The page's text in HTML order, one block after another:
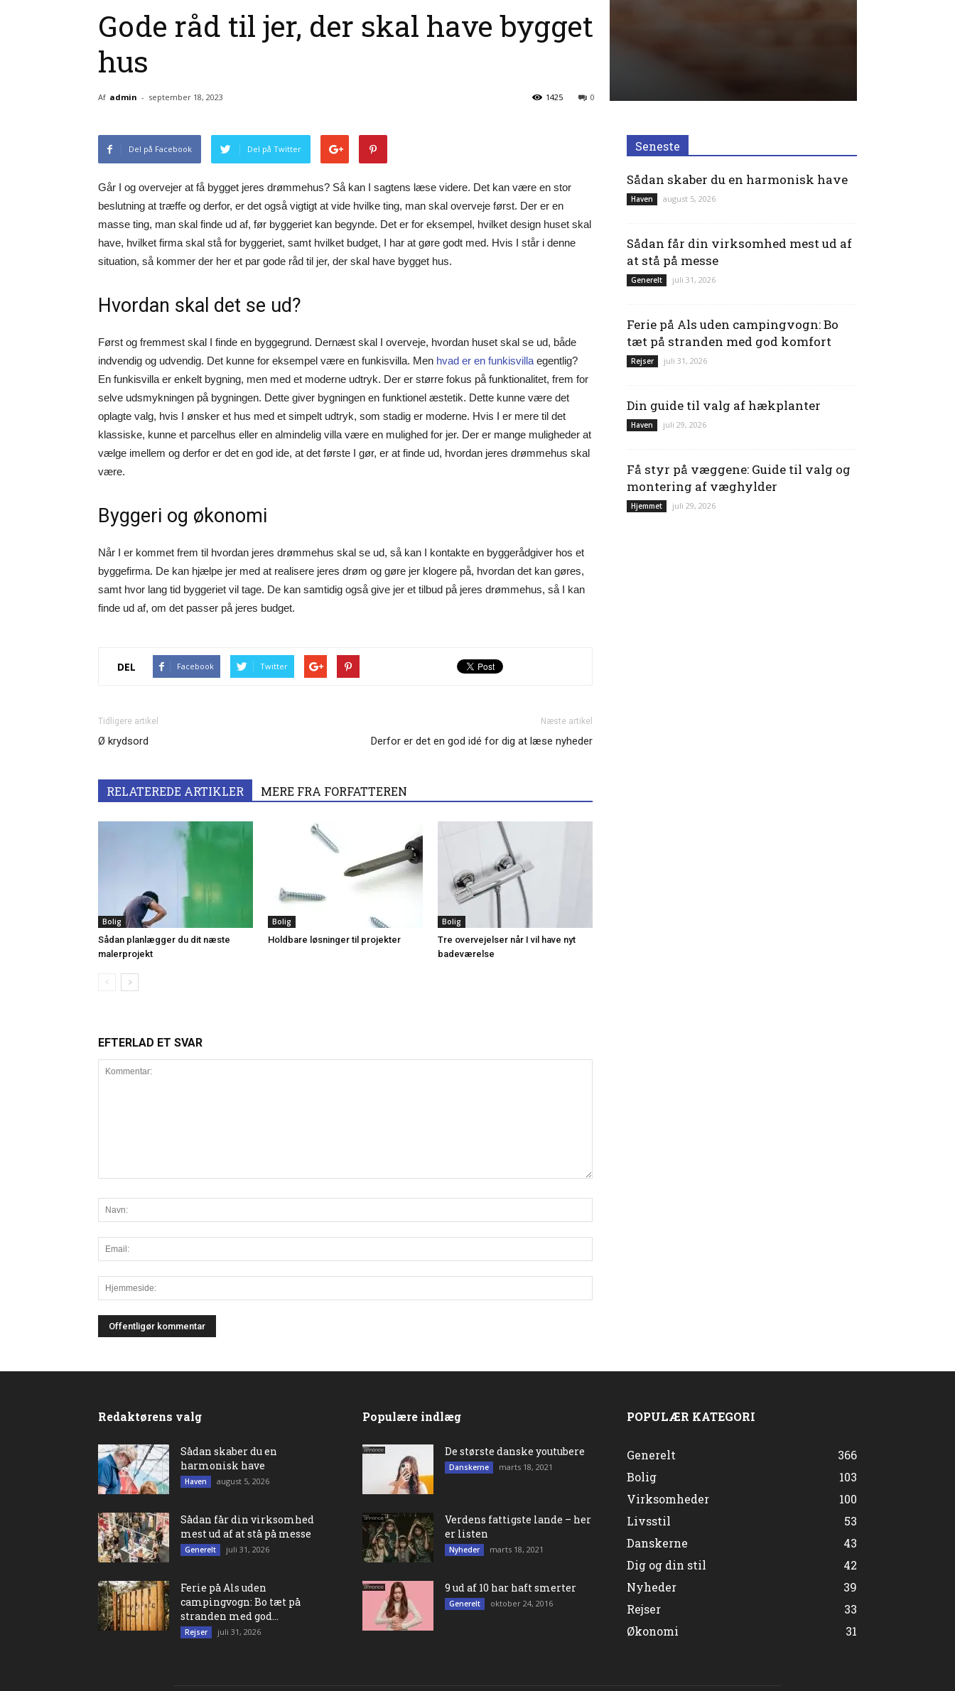
Gode råd til jer, der skal have bygget
hus
Af admin - september 18, 2023 0
1425
Del på Facebook Del på Twitter
Går I og overvejer at få bygget jeres drømmehus? Så kan I sagtens læse videre. Det kan være en stor
beslutning at træffe og derfor, er det også vigtigt at vide hvilke ting, man skal overveje først. Der er en
masse ting, man skal finde ud af, før byggeriet kan begynde. Det er for eksempel, hvilket design huset skal
have, hvilket firma skal stå for byggeriet, samt hvilket budget, I har at gøre godt med. Hvis I står i denne
situation, så kommer der her et par gode råd til jer, der skal have bygget hus.
Hvordan skal det se ud?
Først og fremmest skal I finde en byggegrund. Dernæst skal I overveje, hvordan huset skal se ud, både
indvendig og udvendig. Det kunne for eksempel være en funkisvilla. Men hvad er en funkisvilla egentlig?
En funkisvilla er enkelt bygning, men med et moderne udtryk. Der er større fokus på funktionalitet, frem for
selve udsmykningen på bygningen. Dette giver bygningen en funktionel æstetik. Dette kunne være det
oplagte valg, hvis I ønsker et hus med et simpelt udtryk, som stadig er moderne. Hvis I er mere til det
klassiske, kunne et parcelhus eller en almindelig villa være en mulighed for jer. Der er mange muligheder at
vælge imellem og derfor er det en god ide, at det første I gør, er at finde ud, hvordan jeres drømmehus skal
være.
Byggeri og økonomi
Når I er kommet frem til hvordan jeres drømmehus skal se ud, så kan I kontakte en byggerådgiver hos et
byggefirma. De kan hjælpe jer med at realisere jeres drøm og gøre jer klogere på, hvordan det kan gøres,
samt hvor lang tid byggeriet vil tage. De kan samtidig også give jer et tilbud på jeres drømmehus, så I kan
finde ud af, om det passer på jeres budget.
DEL Facebook Twitter
Tidligere artikel
Ø krydsord
Næste artikel
Derfor er det en god idé for dig at læse nyheder
RELATEREDE ARTIKLER MERE FRA FORFATTEREN
Bolig
Sådan planlægger du dit næste
malerprojekt
Bolig
Holdbare løsninger til projekter
Bolig
Tre overvejelser når I vil have nyt
badeværelse
EFTERLAD ET SVAR
Seneste
Sådan skaber du en harmonisk have
Haven august 5, 2026
Sådan får din virksomhed mest ud af
at stå på messe
Generelt juli 31, 2026
Ferie på Als uden campingvogn: Bo
tæt på stranden med god komfort
Rejser juli 31, 2026
Din guide til valg af hækplanter
Haven juli 29, 2026
Få styr på væggene: Guide til valg og
montering af væghylder
Hjemmet juli 29, 2026
Redaktørens valg
Sådan skaber du en
harmonisk have
Haven august 5, 2026
Sådan får din virksomhed
mest ud af at stå på messe
Generelt juli 31, 2026
Ferie på Als uden
campingvogn: Bo tæt på
stranden med god...
Rejser juli 31, 2026
Populære indlæg
De største danske youtubere
Danskerne marts 18, 2021
Verdens fattigste lande – her
er listen
Nyheder marts 18, 2021
9 ud af 10 har haft smerter
Generelt oktober 24, 2016
POPULÆR KATEGORI
Generelt
366
Bolig
103
Virksomheder
100
Livsstil
53
Danskerne
43
Dig og din stil
42
Nyheder
39
Rejser
33
Økonomi
31